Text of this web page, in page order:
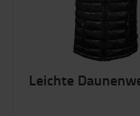
Leichte